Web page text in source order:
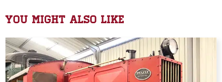
You might also like